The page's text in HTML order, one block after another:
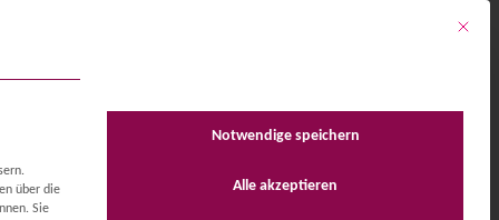
Mit
über die
Sie
Notwendige speichern
Alle akzeptieren